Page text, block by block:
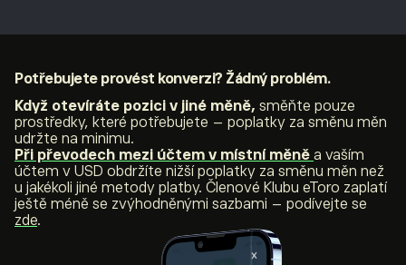
Potřebujete provést konverzi? Žádný problém.
Když otevíráte pozici v jiné měně, směňte pouze
prostředky, které potřebujete – poplatky za směnu měn
udržte na minimu.
Při převodech mezi účtem v místní měně a vaším
účtem v USD obdržíte nižší poplatky za směnu měn než
u jakékoli jiné metody platby. Členové Klubu eToro zaplatí
ještě méně se zvýhodněnými sazbami – podívejte se
zde.